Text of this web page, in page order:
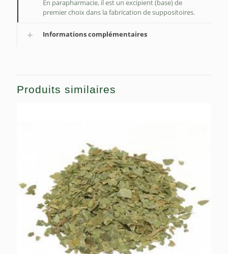
En parapharmacie, il est un excipient (base) de
premier choix dans la fabrication de suppositoires.
Informations complémentaires
Produits similaires